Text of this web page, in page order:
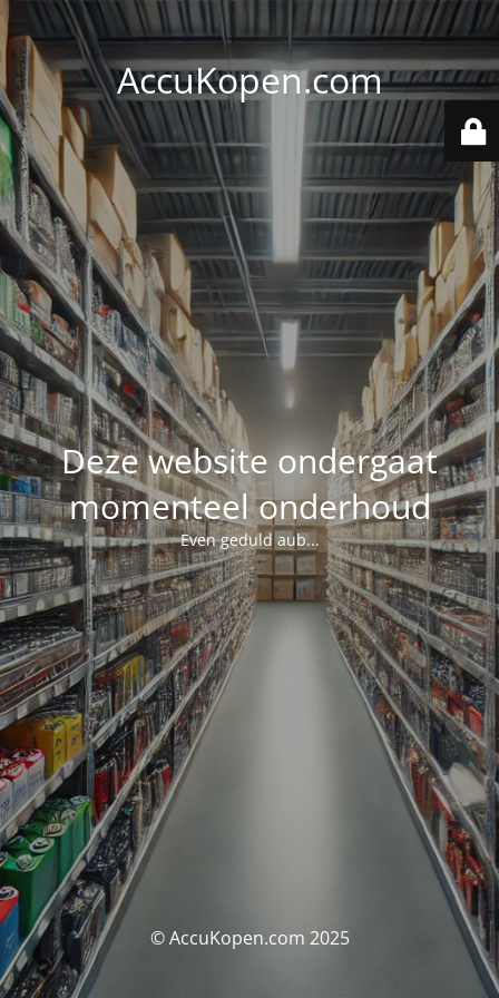
AccuKopen.com
Deze website ondergaat
momenteel onderhoud
Even geduld aub...
© AccuKopen.com 2025